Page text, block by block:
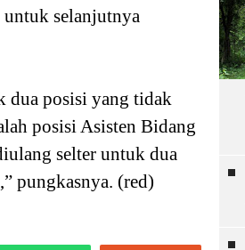
selanjutnya
dua posisi yang tidak
posisi Asisten Bidang
selter untuk dua
pungkasnya. (red)